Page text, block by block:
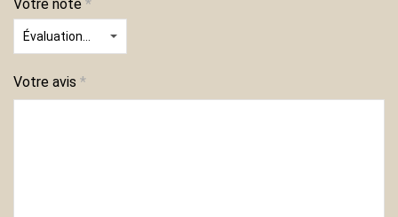
Votre note *
Votre avis *